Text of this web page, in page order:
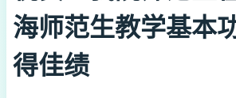
海师范生教学基本
得佳绩